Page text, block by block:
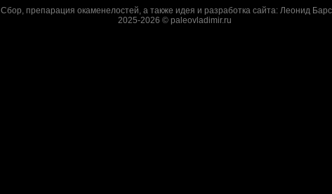
Сбор, препарация окаменелостей, а также идея и разработка сайта: Леонид
2025-2026 © paleovladimir.ru